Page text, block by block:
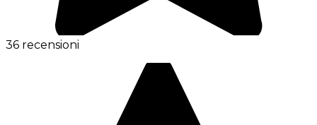
36 recensioni